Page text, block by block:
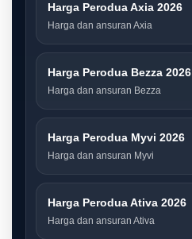
Harga Perodua Axia 2026
Harga dan ansuran Axia
Harga Perodua Bezza 2026
Harga dan ansuran Bezza
Harga Perodua Myvi 2026
Harga dan ansuran Myvi
Harga Perodua Ativa 2026
Harga dan ansuran Ativa